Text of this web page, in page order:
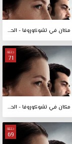
مسلسل كان يا مكان في تشوكوروفا - الحلقة 73
حلقة
71
مسلسل كان يا مكان في تشوكوروفا - الحلقة 71
حلقة
69